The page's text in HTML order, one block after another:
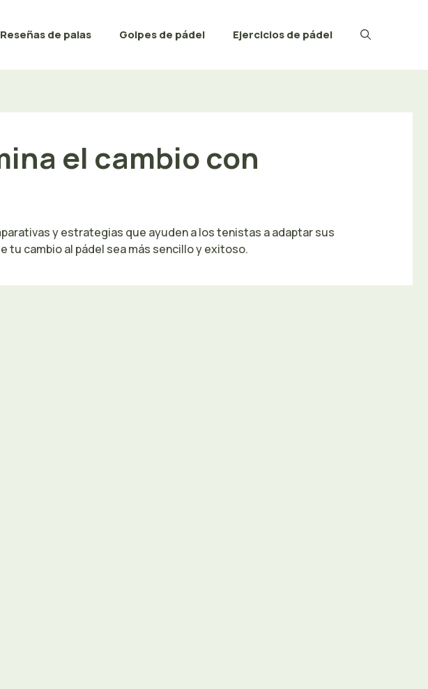
Reseñas de palas Golpes de pádel Ejercicios de pádel
el cambio con
y estrategias que ayuden a los tenistas a adaptar sus
tu cambio al pádel sea más sencillo y exitoso.